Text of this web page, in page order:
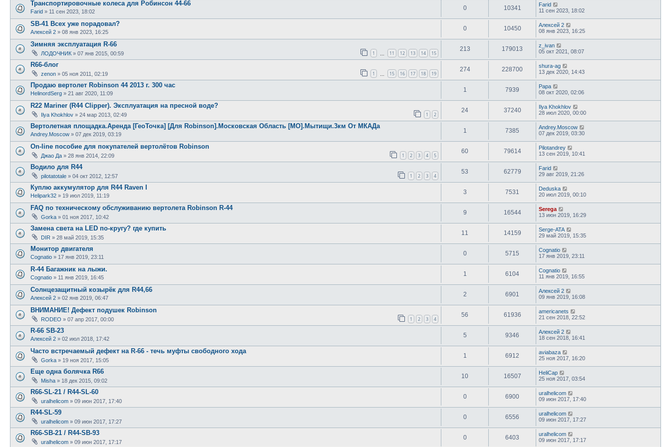
Транспортировочные колеса для Робинсон 44-66
Farid » 11 сен 2023, 18:02
0 10341
Farid
11 сен 2023, 18:02
SB-41 Всех уже порадовал?
Алексей 2 » 08 янв 2023, 16:25
0 10450
Алексей 2
08 янв 2023, 16:25
Зимняя эксплуатация R-66
ЛОДОЧНИК » 07 янв 2015, 00:59 1 11 12 13 14 15
213 179013
z_ivan
05 окт 2021, 08:07
R66-блог
zenon » 05 ноя 2011, 02:19 1 15 16 17 18 19
274 228700
shura-ag
13 дек 2020, 14:43
Продаю вертолет Robinson 44 2013 г. 300 час
HelinordSerg » 21 авг 2020, 11:09
1 7939
Papa
08 окт 2020, 02:06
R22 Mariner (R44 Clipper). Эксплуатация на пресной воде?
Ilya Khokhlov » 24 мар 2013, 02:49 1 2
24 37240
Ilya Khokhlov
28 июл 2020, 00:00
Вертолетная площадка.Аренда [ГеоТочка] [Для Robinson].Московская Область [МО].Мытищи.3км От МКАДа
Andrey.Moscow » 07 дек 2019, 03:19
1 7385
Andrey.Moscow
07 дек 2019, 03:30
On-line пособие для покупателей вертолётов Robinson
Джао Да » 28 янв 2014, 22:09 1 2 3 4 5
60 79614
Pilotandrey
13 сен 2019, 10:41
Водило для R44
pilotatotale » 04 окт 2012, 12:57 1 2 3 4
53 62779
Farid
29 авг 2019, 21:26
Куплю аккумулятор для R44 Raven I
Helipark32 » 19 июл 2019, 11:19
3 7531
Deduska
20 июл 2019, 00:10
FAQ по техническому обслуживанию вертолета Robinson R-44
Gorka » 01 ноя 2017, 10:42
9 16544
Serega
13 июн 2019, 16:29
Замена света на LED по-кругу? где купить
DIR » 28 май 2019, 15:35
11 14159
Serge-ATA
29 май 2019, 15:35
Монитор двигателя
Cognatio » 17 янв 2019, 23:11
0 5715
Cognatio
17 янв 2019, 23:11
R-44 Багажник на лыжи.
Cognatio » 11 янв 2019, 16:45
1 6104
Cognatio
11 янв 2019, 16:55
Солнцезащитный козырёк для R44,66
Алексей 2 » 02 янв 2019, 06:47
2 6901
Алексей 2
09 янв 2019, 16:08
ВНИМАНИЕ! Дефект подушек Robinson
RODEO » 07 апр 2017, 00:00 1 2 3 4
56 61936
americanets
21 сен 2018, 22:52
R-66 SB-23
Алексей 2 » 02 июл 2018, 17:42
5 9346
Алексей 2
18 сен 2018, 16:41
Часто встречаемый дефект на R-66 - течь муфты свободного хода
Gorka » 19 ноя 2017, 15:05
1 6912
aviabaza
25 ноя 2017, 16:20
Еще одна болячка R66
Misha » 18 дек 2015, 09:02
10 16507
HeliCap
25 ноя 2017, 03:54
R66-SL-21 / R44-SL-60
uralhelicom » 09 июн 2017, 17:40
0 6900
uralhelicom
09 июн 2017, 17:40
R44-SL-59
uralhelicom » 09 июн 2017, 17:27
0 6556
uralhelicom
09 июн 2017, 17:27
R66-SB-21 / R44-SB-93
uralhelicom » 09 июн 2017, 17:17
0 6403
uralhelicom
09 июн 2017, 17:17